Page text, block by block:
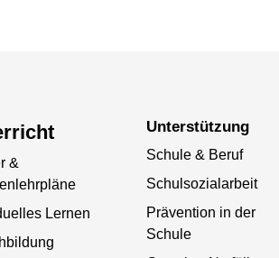
&
Lernen
Unterstützung
Schule & Beruf
Schulsozialarbeit
Prävention in der
Schule